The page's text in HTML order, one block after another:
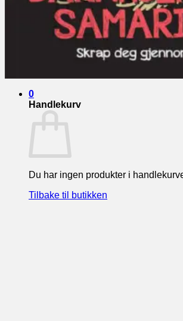
Du har ingen produkter i
0
Handlekurv
Du har ingen produkter i
Tilbake til butikken